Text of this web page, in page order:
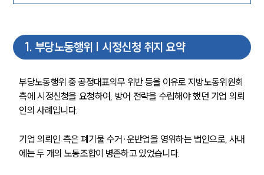
1. 부당노동행위 | 시정신청 취지 요약
부당노동행위 중 공정대표의무 위반 등을 이유로 지방노동위원회
측에 시정신청을 요청하여, 방어 전략을 수립해야 했던 기업 의뢰
인의 사례입니다.
기업 의뢰인 측은 폐기물 수거·운반업을 영위하는 법인으로, 사내
에는 두 개의 노동조합이 병존하고 있었습니다.